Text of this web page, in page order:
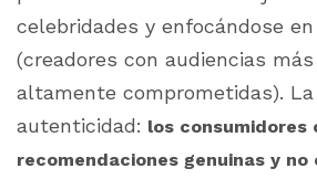
celebridades y enfocándose en
(creadores con audiencias
altamente comprometidas).
autenticidad: los consumidores
recomendaciones genuinas y no